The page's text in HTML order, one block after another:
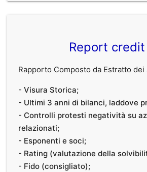
Report
Rapporto Composto da Estratto
- Visura Storica;
- Ultimi 3 anni di bilanci, laddove
- Controlli protesti negatività su
relazionati;
- Esponenti e soci;
- Rating (valutazione della
- Fido (consigliato);